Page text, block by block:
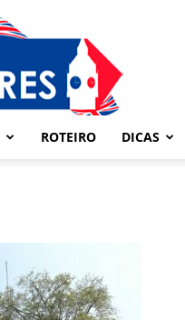
Londres
Mapa
de
Londres
ROTEIRO DICAS